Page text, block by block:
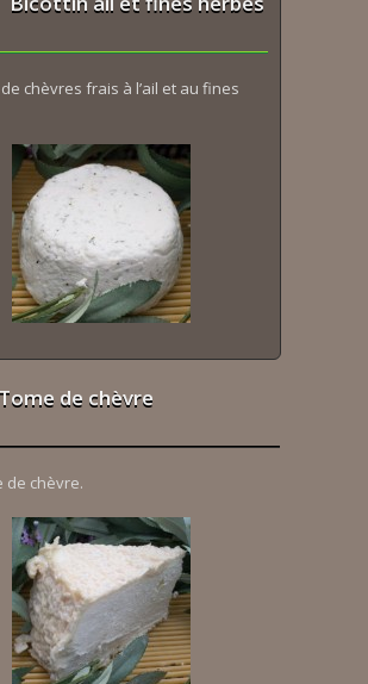
chèvres frais à l’ail et au fines
Tome de chèvre
de chèvre.